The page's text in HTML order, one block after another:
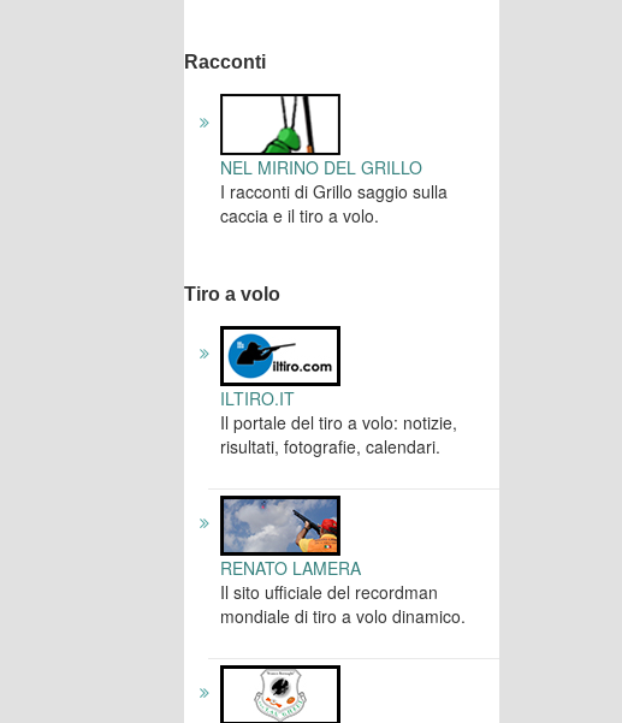
Racconti
NEL MIRINO DEL GRILLO
I racconti di Grillo saggio sulla
caccia e il tiro a volo.
Tiro a volo
ILTIRO.IT
Il portale del tiro a volo: notizie,
risultati, fotografie, calendari.
RENATO LAMERA
Il sito ufficiale del recordman
mondiale di tiro a volo dinamico.